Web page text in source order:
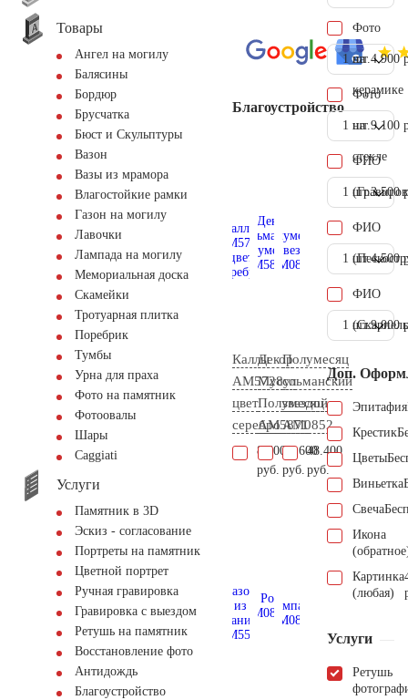
Товары
Ангел на могилу
Балясины
Бордюр
Брусчатка
Бюст и Скульптуры
Вазон
Вазы из мрамора
Влагостойкие рамки
Газон на могилу
Лавочки
Лампада на могилу
Мемориальная доска
Скамейки
Тротуарная плитка
Поребрик
Тумбы
Урна для праха
Фото на памятник
Фотоовалы
Шары
Сaggiati
Услуги
Памятник в 3D
Эскиз - согласование
Портреты на памятник
Цветной портрет
Ручная гравировка
Гравировка с выездом
Ретушь на памятник
Восстановление фото
Антидождь
Благоустройство
Благоустройство
Каллы
AM5728
цвет
серебро
8.600
руб.
Декор
Мусульманский
Полумесяц
AM5871
50.600
руб.
Полумесяц
со
звездой
AM0852
48.400
руб.
Фото
на
керамике
1 шт. 4.900
Фото
на
стекле
1 шт. 9.100
ФИО
1 шт.3.500
ФИО
1 шт.4.500
ФИО
1 шт.9.000
Доп.
Эпитафия
Крестик
Цветы
Виньетка
Свеча
Икона
Картинка
(любая)
Услуги
Ретушь